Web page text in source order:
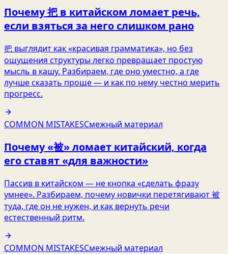
Почему 把 в китайском ломает речь,
если взяться за него слишком рано
把 выглядит как «красивая грамматика», но без
ощущения структуры легко превращает простую
мысль в кашу. Разбираем, где оно уместно, а где
лучше сказать проще — и как по нему честно мерить
прогресс.
COMMON MISTAKESСмежный материал
Почему «被» ломает китайский, когда
его ставят «для важности»
Пассив в китайском — не кнопка «сделать фразу
умнее». Разбираем, почему новички перетягивают 被
туда, где он не нужен, и как вернуть речи
естественный ритм.
COMMON MISTAKESСмежный материал